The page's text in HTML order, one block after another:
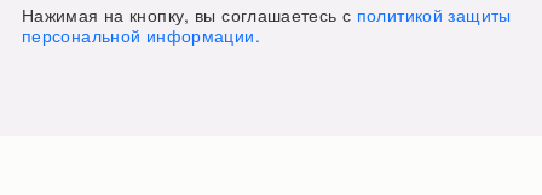
Нажимая на кнопку, вы соглашаетесь с политикой защиты
персональной информации.